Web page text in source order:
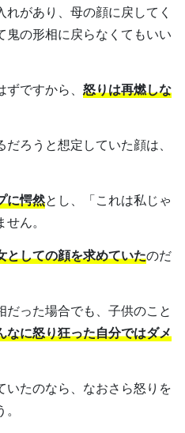
があり、母の顔に戻してく
の形相に戻らなくてもいい
ですから、 怒りは再燃しな
ろうと想定していた顔は、
に愕然とし、「これは私じゃ
ん。
としての顔を求めていたのだ
だった場合でも、子供のこと
なに怒り狂った自分ではダメ
たのなら、なおさら怒りを